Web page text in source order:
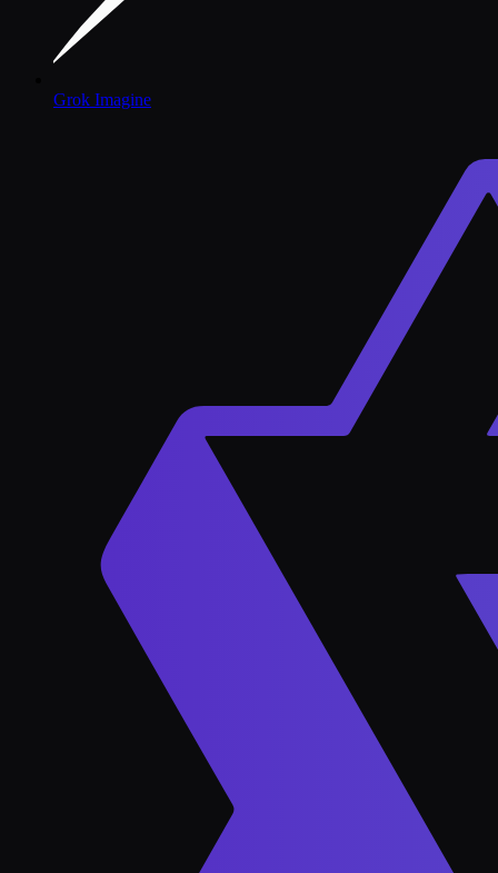
Grok Imagine